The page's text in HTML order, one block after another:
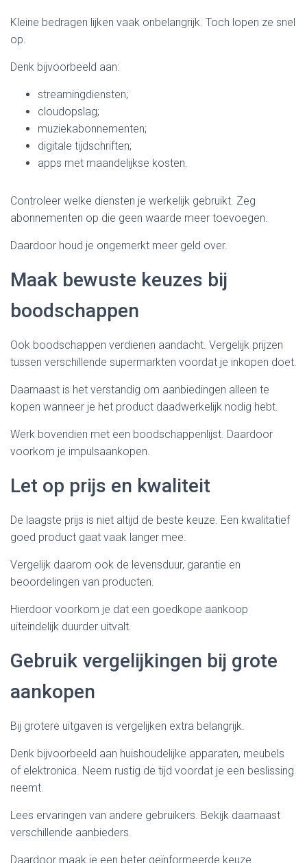
Kleine bedragen lijken vaak onbelangrijk. Toch lopen ze snel
op.
Denk bijvoorbeeld aan:
streamingdiensten;
cloudopslag;
muziekabonnementen;
digitale tijdschriften;
apps met maandelijkse kosten.
Controleer welke diensten je werkelijk gebruikt. Zeg
abonnementen op die geen waarde meer toevoegen.
Daardoor houd je ongemerkt meer geld over.
Maak bewuste keuzes bij
boodschappen
Ook boodschappen verdienen aandacht. Vergelijk prijzen
tussen verschillende supermarkten voordat je inkopen doet.
Daarnaast is het verstandig om aanbiedingen alleen te
kopen wanneer je het product daadwerkelijk nodig hebt.
Werk bovendien met een boodschappenlijst. Daardoor
voorkom je impulsaankopen.
Let op prijs en kwaliteit
De laagste prijs is niet altijd de beste keuze. Een kwalitatief
goed product gaat vaak langer mee.
Vergelijk daarom ook de levensduur, garantie en
beoordelingen van producten.
Hierdoor voorkom je dat een goedkope aankoop
uiteindelijk duurder uitvalt.
Gebruik vergelijkingen bij grote
aankopen
Bij grotere uitgaven is vergelijken extra belangrijk.
Denk bijvoorbeeld aan huishoudelijke apparaten, meubels
of elektronica. Neem rustig de tijd voordat je een beslissing
neemt.
Lees ervaringen van andere gebruikers. Bekijk daarnaast
verschillende aanbieders.
Daardoor maak je een beter geïnformeerde keuze.